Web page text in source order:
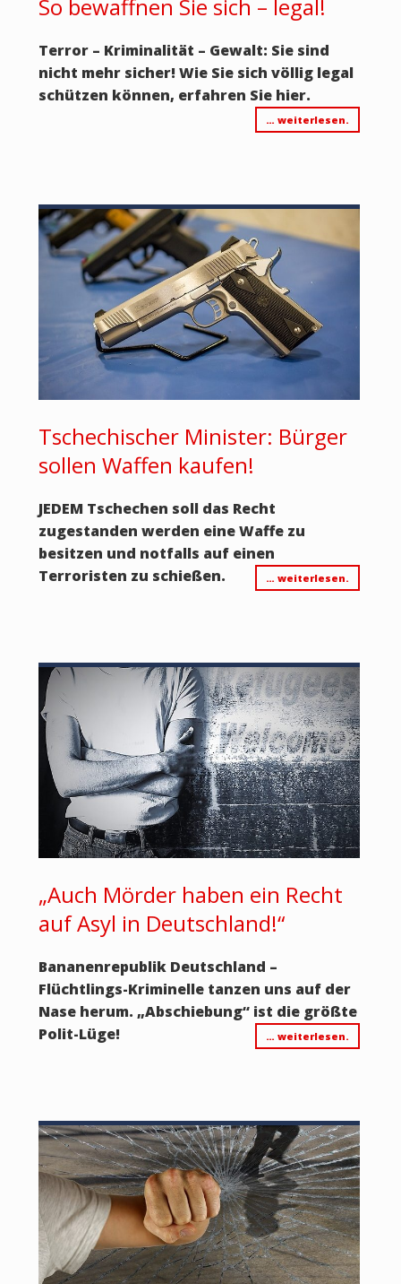
So bewaffnen Sie sich – legal!
Terror – Kriminalität – Gewalt: Sie sind
nicht mehr sicher! Wie Sie sich völlig legal
schützen können, erfahren Sie hier.
… weiterlesen.
Tschechischer Minister: Bürger
sollen Waffen kaufen!
JEDEM Tschechen soll das Recht
zugestanden werden eine Waffe zu
besitzen und notfalls auf einen
Terroristen zu schießen.
… weiterlesen.
„Auch Mörder haben ein Recht
auf Asyl in Deutschland!“
Bananenrepublik Deutschland –
Flüchtlings-Kriminelle tanzen uns auf der
Nase herum. „Abschiebung“ ist die größte
Polit-Lüge!
… weiterlesen.